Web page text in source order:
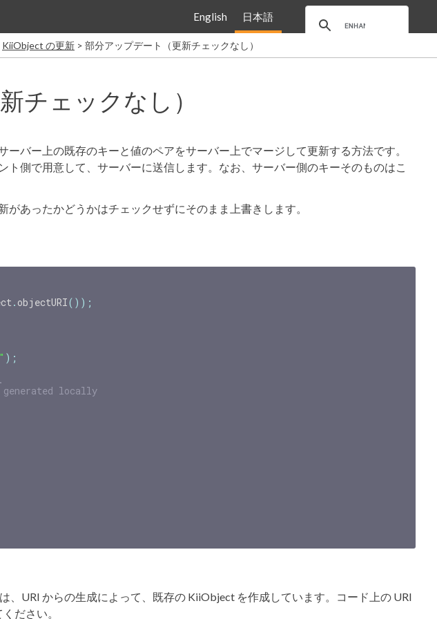
English 日本語
KiiObject の更新 部分アップデート（更新チェックなし）
チェックなし）
バー上の既存のキーと値のペアをサーバー上でマージして更新する方法です。
側で用意して、サーバーに送信します。なお、サーバー側のキーそのものはこ
あったかどうかはチェックせずにそのまま上書きします。
. objectURI());
);
generated locally
、URI からの生成によって、既存の KiiObject を作成しています。コード上の URI
ださい。